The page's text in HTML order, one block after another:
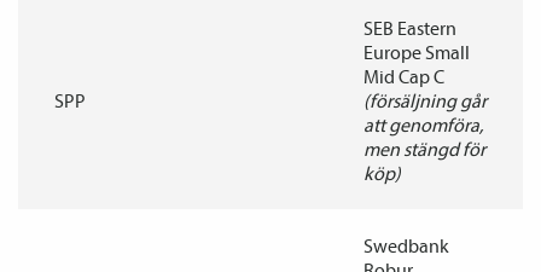
SPP
SEB Eastern
Europe Small
Mid Cap C
(försäljning går
att genomföra,
men stängd för
köp)
Swedbank